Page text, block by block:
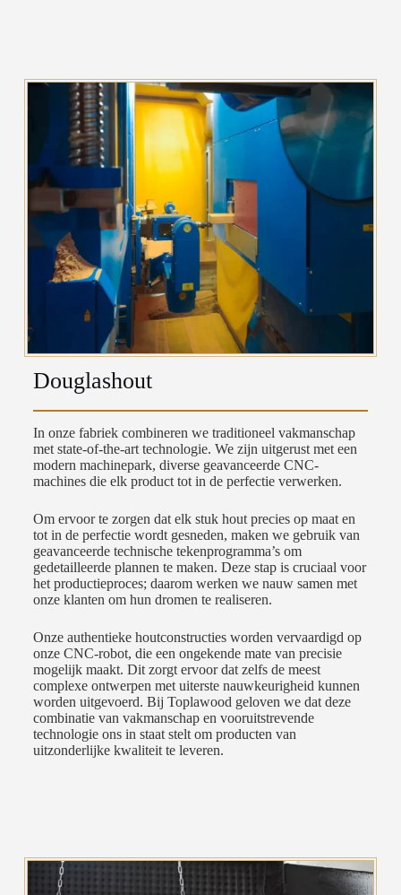
Douglashout
In onze fabriek combineren we traditioneel vakmanschap
met state-of-the-art technologie. We zijn uitgerust met een
modern machinepark, diverse geavanceerde CNC-
machines die elk product tot in de perfectie verwerken.
Om ervoor te zorgen dat elk stuk hout precies op maat en
tot in de perfectie wordt gesneden, maken we gebruik van
geavanceerde technische tekenprogramma’s om
gedetailleerde plannen te maken. Deze stap is cruciaal voor
het productieproces; daarom werken we nauw samen met
onze klanten om hun dromen te realiseren.
Onze authentieke houtconstructies worden vervaardigd op
onze CNC-robot, die een ongekende mate van precisie
mogelijk maakt. Dit zorgt ervoor dat zelfs de meest
complexe ontwerpen met uiterste nauwkeurigheid kunnen
worden uitgevoerd. Bij Toplawood geloven we dat deze
combinatie van vakmanschap en vooruitstrevende
technologie ons in staat stelt om producten van
uitzonderlijke kwaliteit te leveren.